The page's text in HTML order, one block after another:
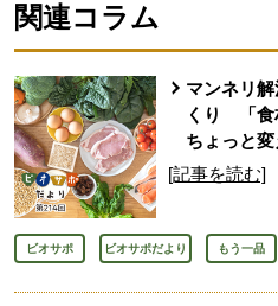
関連コラム
マンネリ
くり 「食
ちょっと変
[記事を読む]
ビオサポ ビオサポだより もう一品